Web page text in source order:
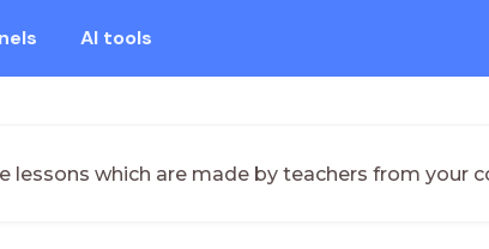
AI tools
lessons which are made by teachers from your